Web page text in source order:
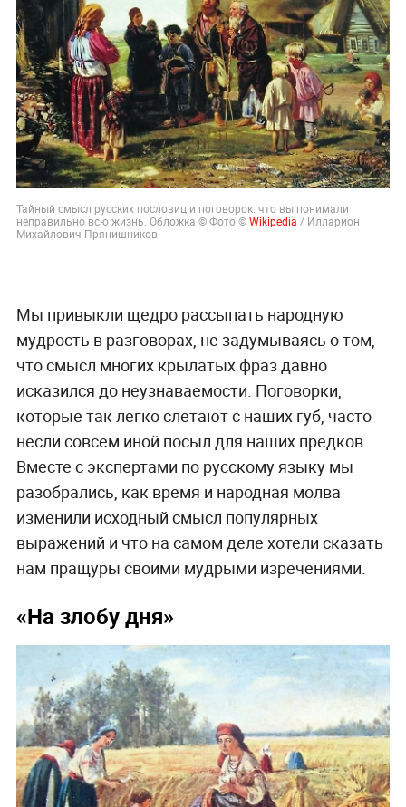
Тайный смысл русских пословиц и поговорок: что вы понимали
неправильно всю жизнь. Обложка © Фото ©Wikipedia / Илларион
Михайлович Прянишников
Мы привыкли щедро рассыпать народную
мудрость в разговорах, не задумываясь о том,
что смысл многих крылатых фраз давно
исказился до неузнаваемости. Поговорки,
которые так легко слетают с наших губ, часто
несли совсем иной посыл для наших предков.
Вместе с экспертами по русскому языку мы
разобрались, как время и народная молва
изменили исходный смысл популярных
выражений и что на самом деле хотели сказать
нам пращуры своими мудрыми изречениями.
«На злобу дня»